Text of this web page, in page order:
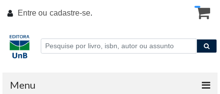
Entre ou cadastre-se.
Menu